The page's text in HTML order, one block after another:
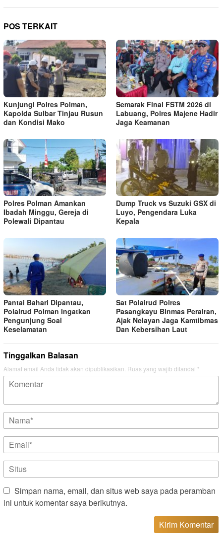
POS TERKAIT
Kunjungi Polres Polman,
Kapolda Sulbar Tinjau Rusun
dan Kondisi Mako
Semarak Final FSTM 2026 di
Labuang, Polres Majene Hadir
Jaga Keamanan
Polres Polman Amankan
Ibadah Minggu, Gereja di
Polewali Dipantau
Dump Truck vs Suzuki GSX di
Luyo, Pengendara Luka
Kepala
Pantai Bahari Dipantau,
Polairud Polman Ingatkan
Pengunjung Soal
Keselamatan
Sat Polairud Polres
Pasangkayu Binmas Perairan,
Ajak Nelayan Jaga Kamtibmas
Dan Kebersihan Laut
Tinggalkan Balasan
Alamat email Anda tidak akan dipublikasikan. Ruas yang wajib ditandai *
Simpan nama, email, dan situs web saya pada peramban
ini untuk komentar saya berikutnya.